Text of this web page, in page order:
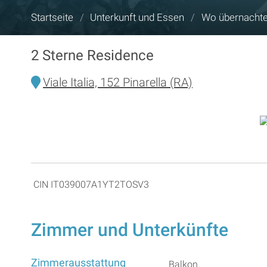
Sie
Startseite / Unterkunft und Essen / Wo
2 Sterne Residence
Viale Italia, 152 Pinarella (RA)
CIN IT039007A1YT2TOSV3
Zimmer und Unterkünfte
Zimmerausstattung Balkon